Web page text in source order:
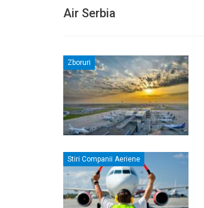
Air Serbia
Zboruri
Stiri Companii Aeriene